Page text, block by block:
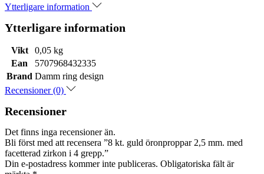
Ytterligare information
Ytterligare information
Vikt
0,05 kg
Ean
5707968432335
Brand Damm ring design
Recensioner (0)
Recensioner
Det finns inga recensioner än.
Bli först med att recensera ”8 kt. guld öronproppar 2,5 mm. med
facetterad zirkon i 4 grepp.”
Din e-postadress kommer inte publiceras. Obligatoriska fält är